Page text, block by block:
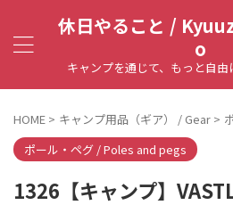
休日やること /
o
キャンプを通じて、もっと自由
HOME > キャンプ用品（ギア） / Gear >
ポール・ペグ / Poles and pegs
1326【キャンプ】